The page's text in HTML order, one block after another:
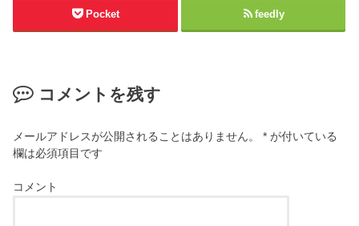
Pocket feedly
コメントを残す
メールアドレスが公開されることはありません。 * が付いている
欄は必須項目です
コメント